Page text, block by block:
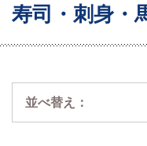
寿司・刺身・
並べ替え：